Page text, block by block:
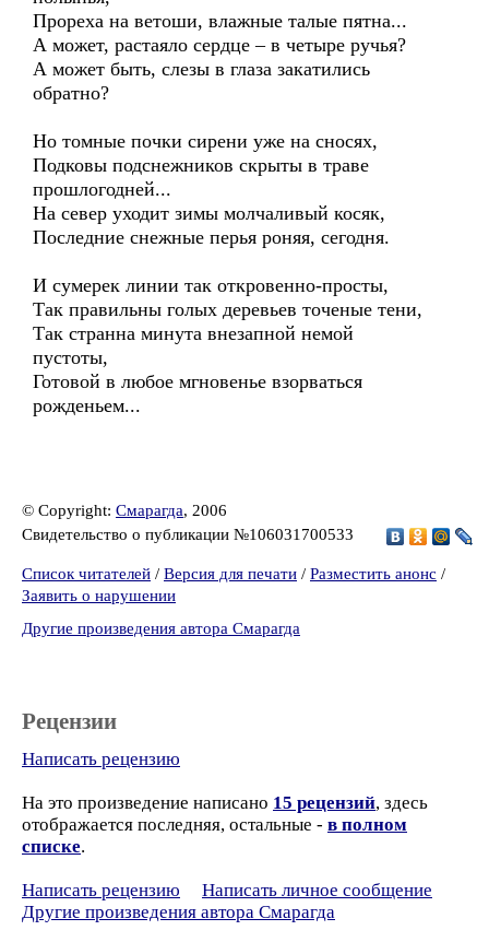
Прореха на ветоши, влажные талые пятна...
А может, растаяло сердце – в четыре ручья?
А может быть, слезы в глаза закатились
обратно?
Но томные почки сирени уже на сносях,
Подковы подснежников скрыты в траве
прошлогодней...
На север уходит зимы молчаливый косяк,
Последние снежные перья роняя, сегодня.
И сумерек линии так откровенно-просты,
Так правильны голых деревьев точеные тени,
Так странна минута внезапной немой
пустоты,
Готовой в любое мгновенье взорваться
рожденьем...
© Copyright: Смарагда, 2006
Свидетельство о публикации №106031700533
Список читателей / Версия для печати / Разместить анонс /
Заявить о нарушении
Другие произведения автора Смарагда
Рецензии
Написать рецензию
На это произведение написано 15 рецензий, здесь
отображается последняя, остальные - в полном
списке.
Написать рецензию
Написать личное сообщение
Другие произведения автора Смарагда